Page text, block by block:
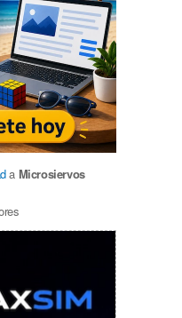
a Microsiervos